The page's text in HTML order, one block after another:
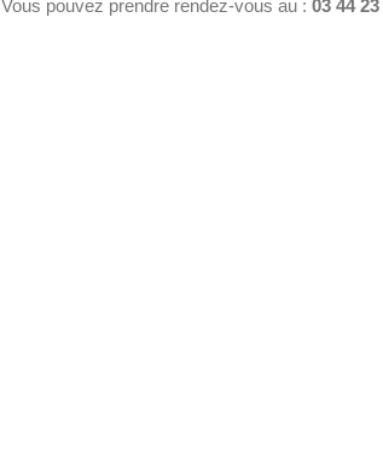
Vous pouvez prendre rendez-vous au : 03 44